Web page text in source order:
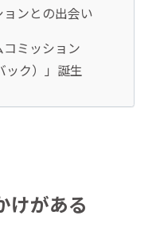
ンとの出会い
ミッション
ック）」誕生
けがある